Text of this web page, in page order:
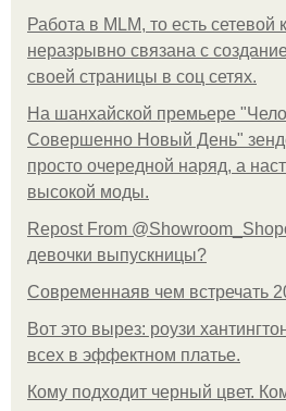
Работа в MLM, то есть сетевой
неразрывно связана с
своей страницы в соц сетях.
На шанхайской премьере
Совершенно Новый День"
просто очередной наряд, а
высокой моды.
Repost From
девочки выпускницы?
Современнаяв чем встречать
Вот это вырез: роузи
всех в эффектном платьe.
Кому подходит черный цвет.